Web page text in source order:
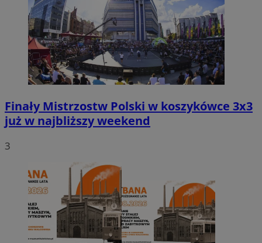
Finały Mistrzostw Polski w koszykówce 3x3
już w najbliższy weekend
3